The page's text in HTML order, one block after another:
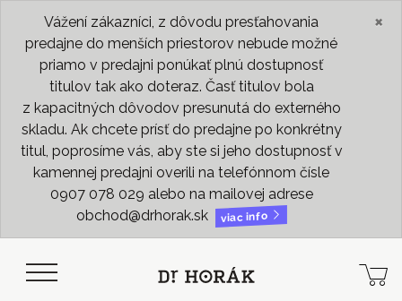
Vážení zákazníci, z dôvodu presťahovania
predajne do menších priestorov nebude možné
priamo v predajni ponúkať plnú dostupnosť
titulov tak ako doteraz. Časť titulov bola
z kapacitných dôvodov presunutá do externého
skladu. Ak chcete prísť do predajne po konkrétny
titul, poprosíme vás, aby ste si jeho dostupnosť v
kamennej predajni overili na telefónnom čísle
0907 078 029 alebo na mailovej adrese
obchod@drhorak.sk
viac info
×